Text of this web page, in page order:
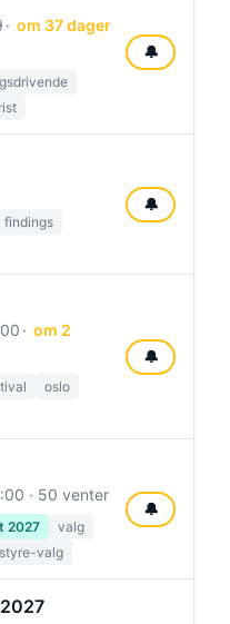
om 37 dager
🔔
findings
🔔
om 2
oslo
🔔
· 50 venter
2027
valg
valg
🔔